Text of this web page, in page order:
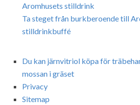
Aromhusets stilldrink
Ta steget från burkberoende till
stilldrinkbuffé
Du kan järnvitriol köpa för
mossan i gräset
Privacy
Sitemap